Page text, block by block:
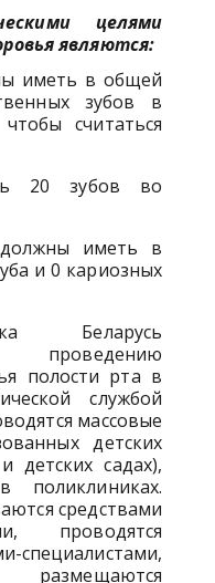
целями
являются:
иметь в общей
зубов в
считаться
20 зубов во
иметь в
и 0 кариозных
Беларусь
проведению
полости рта в
службой
массовые
детских
детских садах),
поликлиниках.
средствами
проводятся
размещаются